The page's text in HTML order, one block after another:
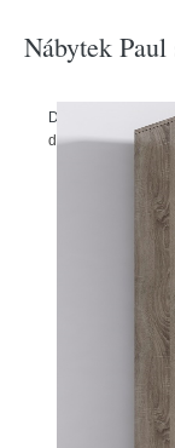
Nábytek
Domů /
dvířka Barva